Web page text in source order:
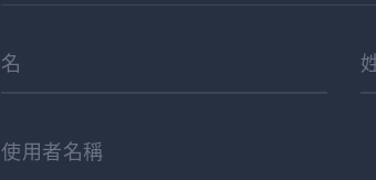
名
使用者名稱